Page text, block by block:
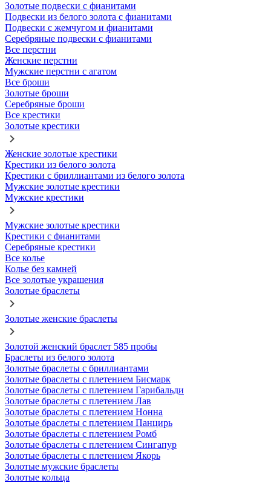
Золотые подвески с фианитами
Подвески из белого золота с фианитами
Подвески с жемчугом и фианитами
Серебряные подвески с фианитами
Все перстни
Женские перстни
Мужские перстни с агатом
Все броши
Золотые броши
Серебряные броши
Все крестики
Золотые крестики
Женские золотые крестики
Крестики из белого золота
Крестики с бриллиантами из белого золота
Мужские золотые крестики
Мужские крестики
Мужские золотые крестики
Крестики с фианитами
Серебряные крестики
Все колье
Колье без камней
Все золотые украшения
Золотые браслеты
Золотые женские браслеты
Золотой женский браслет 585 пробы
Браслеты из белого золота
Золотые браслеты с бриллиантами
Золотые браслеты с плетением Бисмарк
Золотые браслеты с плетением Гарибальди
Золотые браслеты с плетением Лав
Золотые браслеты с плетением Нонна
Золотые браслеты с плетением Панцирь
Золотые браслеты с плетением Ромб
Золотые браслеты с плетением Сингапур
Золотые браслеты с плетением Якорь
Золотые мужские браслеты
Золотые кольца